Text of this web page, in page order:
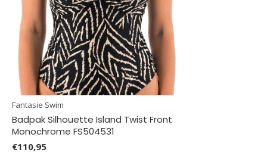
Fantasie Swim
Badpak Silhouette Island Twist Front
Monochrome FS504531
€110,95